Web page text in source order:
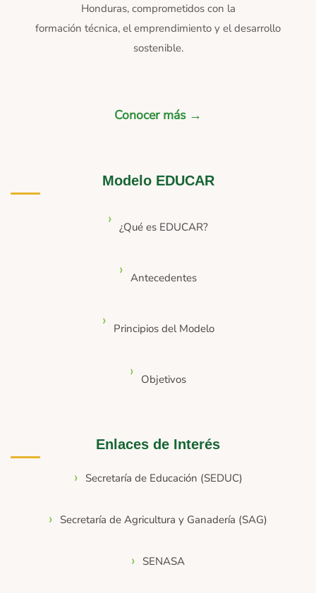
Honduras, comprometidos con la
formación técnica, el emprendimiento y el desarrollo
sostenible.
Conocer más →
Modelo EDUCAR
¿Qué es EDUCAR?
Antecedentes
Principios del Modelo
Objetivos
Enlaces de Interés
Secretaría de Educación (SEDUC)
Secretaría de Agricultura y Ganadería (SAG)
SENASA